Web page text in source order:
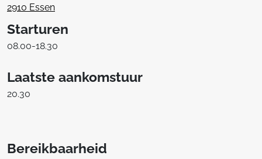
2910 Essen
Starturen
08.00-18.30
Laatste aankomstuur
20.30
Bereikbaarheid